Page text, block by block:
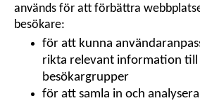
används för att förbättra
besökare:
för att kunna
rikta relevant information till
besökargrupper
för att samla in och